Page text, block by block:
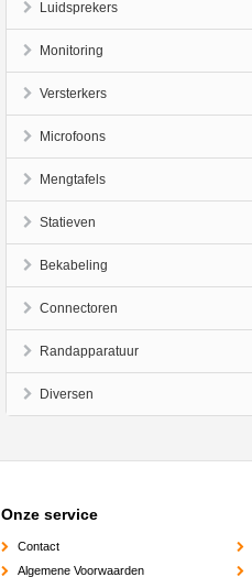
Luidsprekers
Monitoring
Versterkers
Microfoons
Mengtafels
Statieven
Bekabeling
Connectoren
Randapparatuur
Diversen
Onze service
Contact
Algemene Voorwaarden